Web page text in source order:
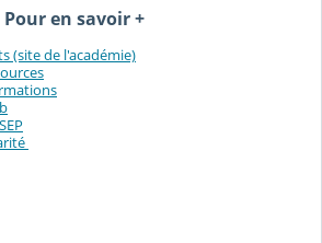
Pour en savoir +
(site de l'académie)